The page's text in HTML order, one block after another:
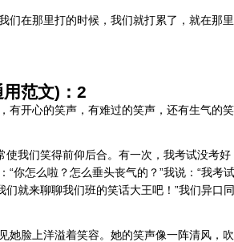
们在那里打的时候，我们就打累了，就在那
范文)：2
有开心的笑声，有难过的笑声，还有生气的
使我们笑得前仰后合。有一次，我考试没考
“你怎么啦？怎么垂头丧气的？”我说：“我考
们就来聊聊我们班的笑话大王吧！”我们异口
她脸上洋溢着笑容。她的笑声像一阵清风，